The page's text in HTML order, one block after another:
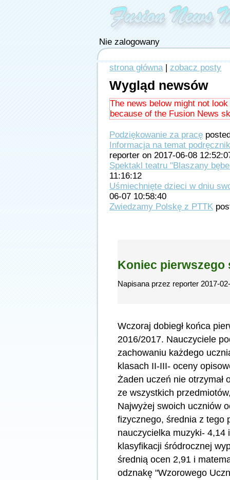
Nie zalogowany
strona główna| zobacz posty
Wygląd newsów
The news below might not
because of the Fusion News
Podziękowanie za pracę
Informacja na temat
reporter on 2017-06-08
Spektakl teatru "Blaszany
11:16:12
Uśmiechnięte dzieci w dniu
06-07 10:58:40
Zwiedzamy Polskę z PTTK
Koniec pierwszego
Napisana przez reporter 2017-
Wczoraj dobiegł końca
2016/2017. Nauczyciele
zachowaniu każdego
klasach II-III- oceny
Żaden uczeń nie otrzymał
ze wszystkich
Najwyżej swoich uczniów
fizycznego, średnia z tego
nauczycielka muzyki- 4,14
klasyfikacji śródrocznej
średnią ocen 2,91 i
odznakę "Wzorowego